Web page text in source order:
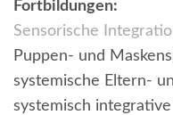
Fortbildungen:
Sensorische
Puppen- und
systemische Eltern-
systemisch